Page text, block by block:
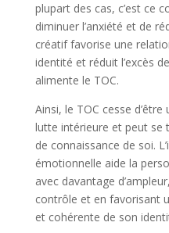
plupart des cas, c’est ce
diminuer l’anxiété et de
créatif favorise une
identité et réduit l’excès
alimente le TOC.
Ainsi, le TOC cesse
lutte intérieure et peut se
de connaissance de soi.
émotionnelle aide la
avec davantage
contrôle et en favorisant
et cohérente de son